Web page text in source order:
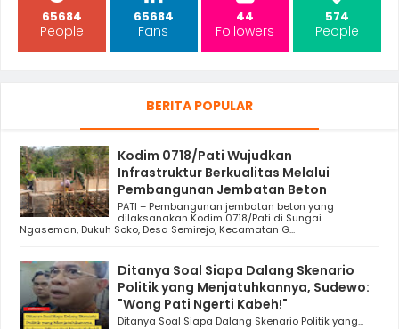
65684
People
65684
Fans
44
Followers
574
People
BERITA POPULAR
Kodim 0718/Pati Wujudkan
Infrastruktur Berkualitas Melalui
Pembangunan Jembatan Beton
PATI – Pembangunan jembatan beton yang
dilaksanakan Kodim 0718/Pati di Sungai
Ngaseman, Dukuh Soko, Desa Semirejo, Kecamatan G...
Ditanya Soal Siapa Dalang Skenario
Politik yang Menjatuhkannya, Sudewo:
"Wong Pati Ngerti Kabeh!"
Ditanya Soal Siapa Dalang Skenario Politik yang...